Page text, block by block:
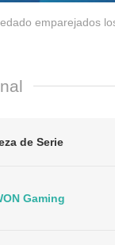
emparejados
de Serie
Gaming